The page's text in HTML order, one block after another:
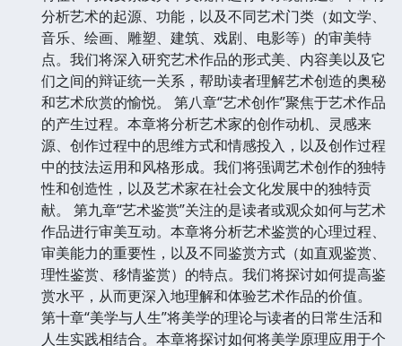
分析艺术的起源、功能，以及不同艺术门类（如文学、
音乐、绘画、雕塑、建筑、戏剧、电影等）的审美特
点。我们将深入研究艺术作品的形式美、内容美以及它
们之间的辩证统一关系，帮助读者理解艺术创造的奥秘
和艺术欣赏的愉悦。 第八章“艺术创作”聚焦于艺术作品
的产生过程。本章将分析艺术家的创作动机、灵感来
源、创作过程中的思维方式和情感投入，以及创作过程
中的技法运用和风格形成。我们将强调艺术创作的独特
性和创造性，以及艺术家在社会文化发展中的独特贡
献。 第九章“艺术鉴赏”关注的是读者或观众如何与艺术
作品进行审美互动。本章将分析艺术鉴赏的心理过程、
审美能力的重要性，以及不同鉴赏方式（如直观鉴赏、
理性鉴赏、移情鉴赏）的特点。我们将探讨如何提高鉴
赏水平，从而更深入地理解和体验艺术作品的价值。
第十章“美学与人生”将美学的理论与读者的日常生活和
人生实践相结合。本章将探讨如何将美学原理应用于个